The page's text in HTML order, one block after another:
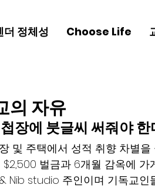
정체성 Choose Life
의 자유
장에 붓글씨 써줘야
및 주택에서 성적 취향 차별
벌금과 6개월 감옥에 가
studio 주인이며 기독교인